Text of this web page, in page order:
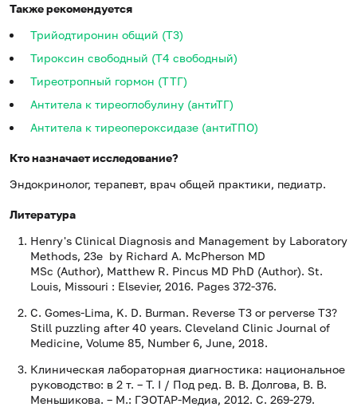
Также рекомендуется
Трийодтиронин общий (Т3)
Тироксин свободный (Т4 свободный)
Тиреотропный гормон (ТТГ)
Антитела к тиреоглобулину (антиТГ)
Антитела к тиреопероксидазе (антиТПО)
Кто назначает исследование?
Эндокринолог, терапевт, врач общей практики, педиатр.
Литература
Henry's Clinical Diagnosis and Management by Laboratory
Methods, 23e by Richard A. McPherson MD
MSc (Author), Matthew R. Pincus MD PhD (Author). St.
Louis, Missouri : Elsevier, 2016. Pages 372-376.
C. Gomes-Lima, K. D. Burman. Reverse T3 or perverse T3?
Still puzzling after 40 years. Cleveland Clinic Journal of
Medicine, Volume 85, Number 6, June, 2018.
Клиническая лабораторная диагностика: национальное
руководство: в 2 т. – T. I / Под ред. В. В. Долгова, В. В.
Меньшикова. – М.: ГЭОТАР-Медиа, 2012. С. 269-279.